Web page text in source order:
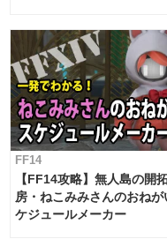
FF14
【FF14攻略】無人島の開
房・ねこみみさんのおねが
ケジュールメーカー